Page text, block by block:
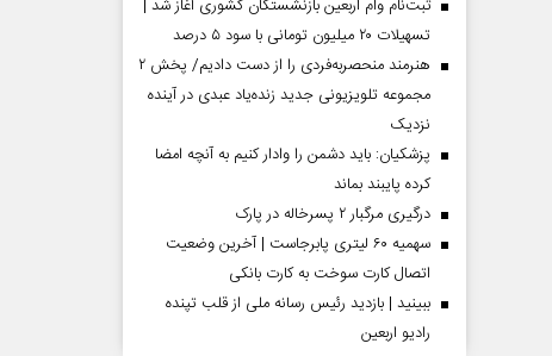
ثبت‌نام وام اربعین بازنشستگان کشوری آغاز شد |
تسهیلات ۲۰ میلیون تومانی با سود ۵ درصد
هنرمند منحصر‌به‌فردی را از دست دادیم/ پخش ۲
مجموعه تلویزیونی جدید زنده‌یاد عبدی در آینده
نزدیک
پزشکیان: باید دشمن را وادار کنیم به آنچه امضا
کرده پایبند بماند
درگیری مرگبار ۲ پسرخاله در پارک
سهمیه ۶۰ لیتری پابرجاست | آخرین وضعیت
اتصال کارت سوخت به کارت بانکی
ببینید | بازدید رئیس رسانه ملی از قلب تپنده
رادیو اربعین